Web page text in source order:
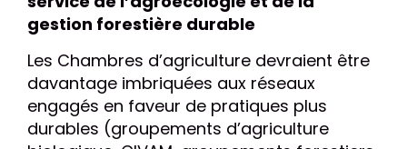
gestion forestière durable
Les Chambres d’agriculture devraient être
davantage imbriquées aux réseaux
engagés en faveur de pratiques plus
durables (groupements d’agriculture